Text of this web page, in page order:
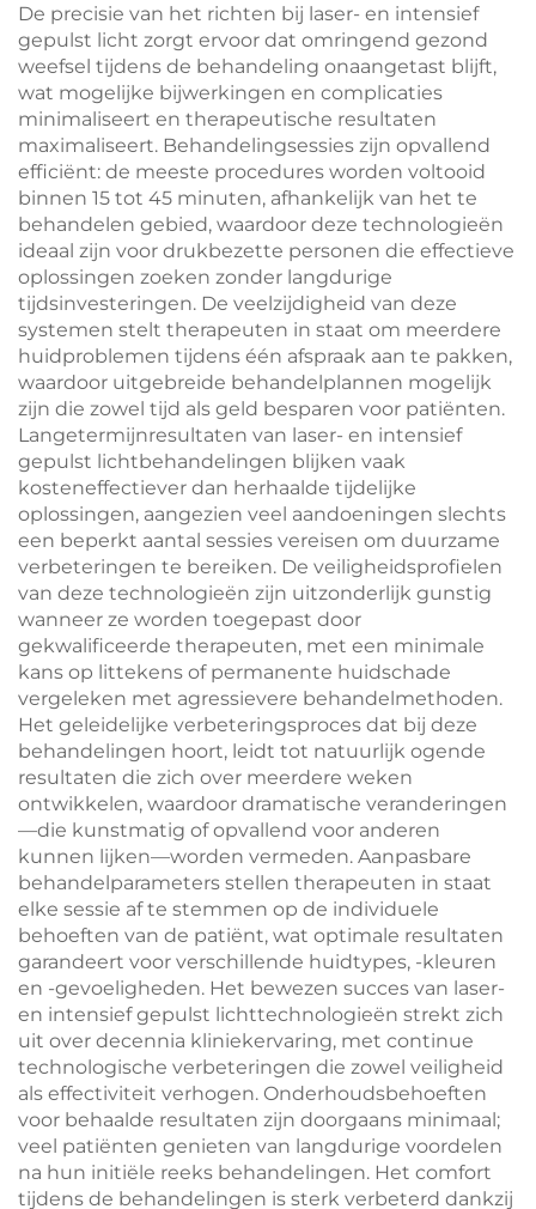
De precisie van het richten bij laser- en intensief
gepulst licht zorgt ervoor dat omringend gezond
weefsel tijdens de behandeling onaangetast blijft,
wat mogelijke bijwerkingen en complicaties
minimaliseert en therapeutische resultaten
maximaliseert. Behandelingsessies zijn opvallend
efficiënt: de meeste procedures worden voltooid
binnen 15 tot 45 minuten, afhankelijk van het te
behandelen gebied, waardoor deze technologieën
ideaal zijn voor drukbezette personen die effectieve
oplossingen zoeken zonder langdurige
tijdsinvesteringen. De veelzijdigheid van deze
systemen stelt therapeuten in staat om meerdere
huidproblemen tijdens één afspraak aan te pakken,
waardoor uitgebreide behandelplannen mogelijk
zijn die zowel tijd als geld besparen voor patiënten.
Langetermijnresultaten van laser- en intensief
gepulst lichtbehandelingen blijken vaak
kosteneffectiever dan herhaalde tijdelijke
oplossingen, aangezien veel aandoeningen slechts
een beperkt aantal sessies vereisen om duurzame
verbeteringen te bereiken. De veiligheidsprofielen
van deze technologieën zijn uitzonderlijk gunstig
wanneer ze worden toegepast door
gekwalificeerde therapeuten, met een minimale
kans op littekens of permanente huidschade
vergeleken met agressievere behandelmethoden.
Het geleidelijke verbeteringsproces dat bij deze
behandelingen hoort, leidt tot natuurlijk ogende
resultaten die zich over meerdere weken
ontwikkelen, waardoor dramatische veranderingen
—die kunstmatig of opvallend voor anderen
kunnen lijken—worden vermeden. Aanpasbare
behandelparameters stellen therapeuten in staat
elke sessie af te stemmen op de individuele
behoeften van de patiënt, wat optimale resultaten
garandeert voor verschillende huidtypes, -kleuren
en -gevoeligheden. Het bewezen succes van laser-
en intensief gepulst lichttechnologieën strekt zich
uit over decennia kliniekervaring, met continue
technologische verbeteringen die zowel veiligheid
als effectiviteit verhogen. Onderhoudsbehoeften
voor behaalde resultaten zijn doorgaans minimaal;
veel patiënten genieten van langdurige voordelen
na hun initiële reeks behandelingen. Het comfort
tijdens de behandelingen is sterk verbeterd dankzij